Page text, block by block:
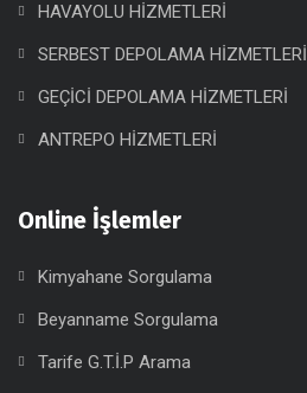
HAVAYOLU HİZMETLERİ
SERBEST DEPOLAMA HİZMETLERİ
GEÇİCİ DEPOLAMA HİZMETLERİ
ANTREPO HİZMETLERİ
Online İşlemler
Kimyahane Sorgulama
Beyanname Sorgulama
Tarife G.T.İ.P Arama